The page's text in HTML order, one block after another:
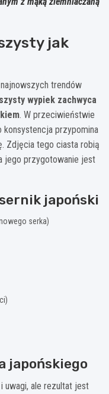
jak
trendów
wypiek zachwyca
. W przeciwieństwie
przypomina
Zdjęcia tego ciasta robią
jego przygotowanie jest
japoński
serka)
japońskiego
uwagi, ale rezultat jest